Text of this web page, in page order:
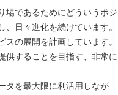
場であるためにどういうポジ
日々進化を続けています。
の展開を計画しています。
供することを目指す、非常に
タを最大限に利活用しなが